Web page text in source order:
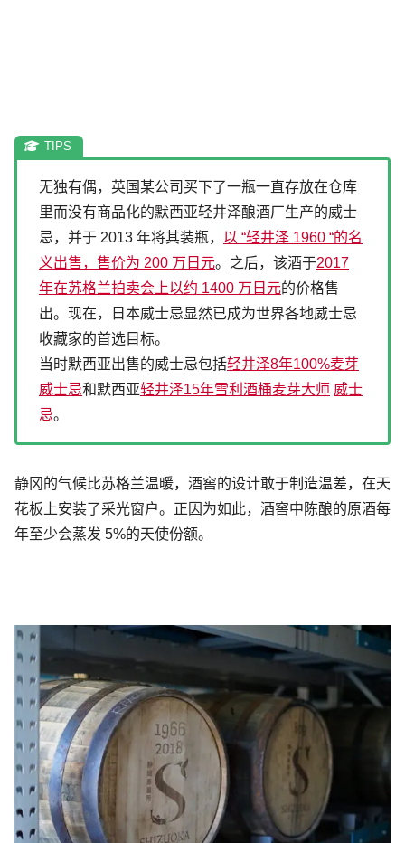
无独有偶，英国某公司买下了一瓶一直存放在仓库
里而没有商品化的默西亚轻井泽酿酒厂生产的威士
忌，并于 2013 年将其装瓶， 以 “轻井泽 1960 “的名
义出售，售价为 200 万日元。之后，该酒于2017
年在苏格兰拍卖会上以约 1400 万日元的价格售
出。现在，日本威士忌显然已成为世界各地威士忌
收藏家的首选目标。
当时默西亚出售的威士忌包括轻井泽8年100%麦芽
威士忌和默西亚轻井泽15年雪利酒桶麦芽大师 威士
忌。
静冈的气候比苏格兰温暖，酒窖的设计敢于制造温差，在天
花板上安装了采光窗户。正因为如此，酒窖中陈酿的原酒每
年至少会蒸发 5%的天使份额。